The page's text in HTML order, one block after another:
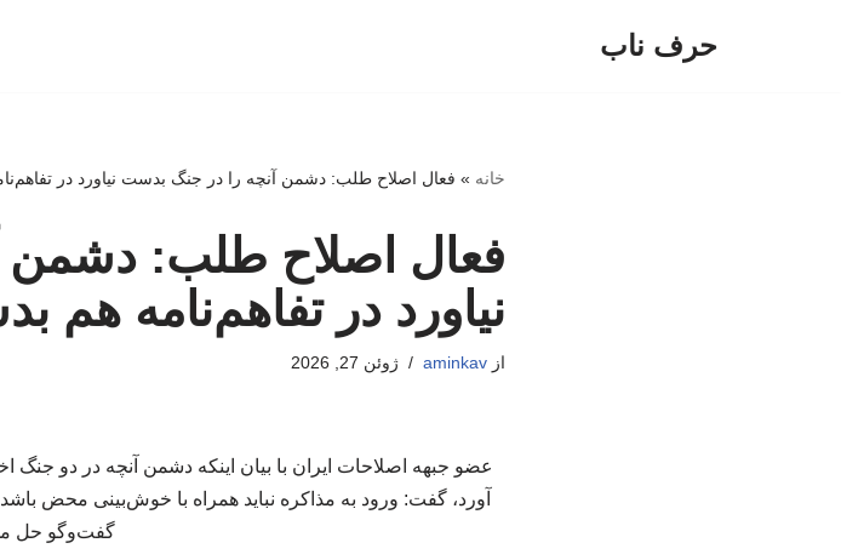
حرف ناب
خانه » فعال اصلاح طلب: دشمن آنچه را در جنگ بدست نیاورد در
فعال اصلاح طلب: دشمن
نیاورد در تفاهم‌نامه هم
ازaminkav ژوئن 27, 2026
عضو جبهه اصلاحات ایران با بیان اینکه‌ دشمن آنچه در دو جنگ
آورد، گفت: ورود به مذاکره نباید همراه با خوش‌بینی محض
گفت‌وگو حل